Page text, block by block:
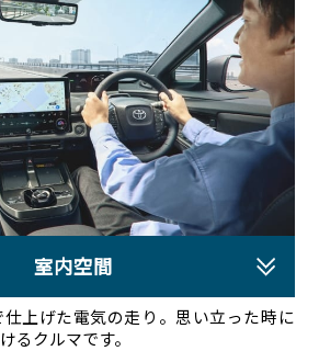
室内空間
仕上げた電気の走り。思い立った時に
るクルマです。